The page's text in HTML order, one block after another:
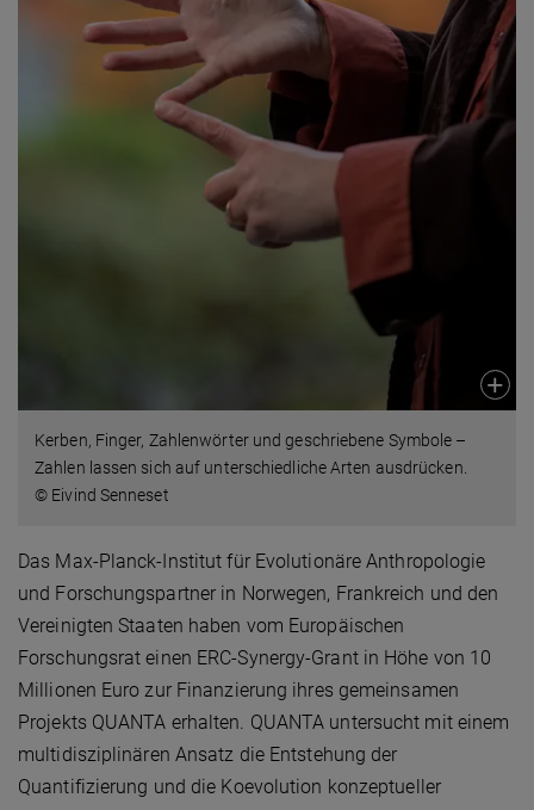
Kerben, Finger, Zahlenwörter und geschriebene Symbole –
Zahlen lassen sich auf unterschiedliche Arten ausdrücken.
© Eivind Senneset
Das Max-Planck-Institut für Evolutionäre Anthropologie
und Forschungspartner in Norwegen, Frankreich und den
Vereinigten Staaten haben vom Europäischen
Forschungsrat einen ERC-Synergy-Grant in Höhe von 10
Millionen Euro zur Finanzierung ihres gemeinsamen
Projekts QUANTA erhalten. QUANTA untersucht mit einem
multidisziplinären Ansatz die Entstehung der
Quantifizierung und die Koevolution konzeptueller